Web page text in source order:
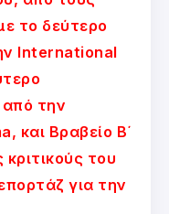
το δεύτερο
International
την
και Βραβείο Β΄
του
για την